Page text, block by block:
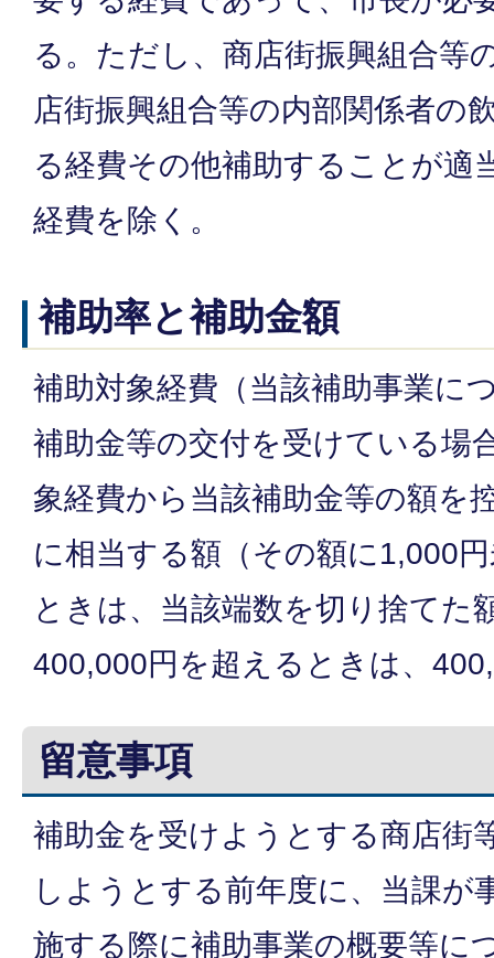
る。ただし、商店街振興組合等
店街振興組合等の内部関係者の
る経費その他補助することが適
経費を除く。
補助率と補助金額
補助対象経費（当該補助事業に
補助金等の交付を受けている場
象経費から当該補助金等の額を
に相当する額（その額に1,000
ときは、当該端数を切り捨てた
400,000円を超えるときは、
留意事項
補助金を受けようとする商店街
しようとする前年度に、当課が
施する際に補助事業の概要等に